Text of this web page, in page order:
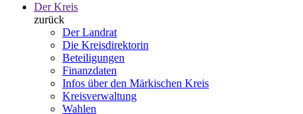
Der Kreis
zurück
Der Landrat
Die Kreisdirektorin
Beteiligungen
Finanzdaten
Infos über den Märkischen Kreis
Kreisverwaltung
Wahlen